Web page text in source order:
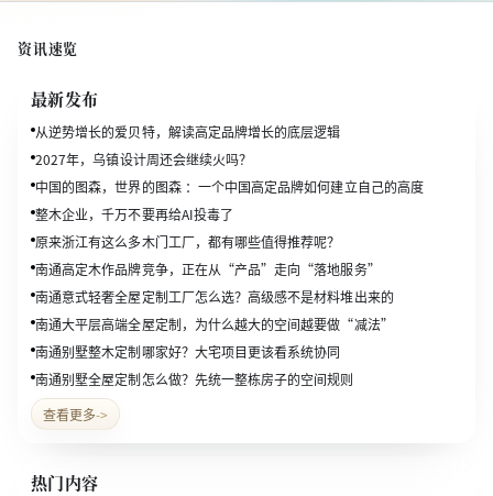
资讯速览
最新发布
从逆势增长的爱贝特，解读高定品牌增长的底层逻辑
2027年，乌镇设计周还会继续火吗？
中国的图森，世界的图森 ：一个中国高定品牌如何建立自己的高度
整木企业，千万不要再给AI投毒了
原来浙江有这么多木门工厂，都有哪些值得推荐呢？
南通高定木作品牌竞争，正在从“产品”走向“落地服务”
南通意式轻奢全屋定制工厂怎么选？高级感不是材料堆出来的
南通大平层高端全屋定制，为什么越大的空间越要做“减法”
南通别墅整木定制哪家好？大宅项目更该看系统协同
南通别墅全屋定制怎么做？先统一整栋房子的空间规则
查看更多->
热门内容